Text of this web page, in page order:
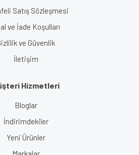
Satış Sözleşmesi
ve İade Koşulları
ve Güvenlik
İletişim
Hizmetleri
Bloglar
İndirimdekiler
Yeni Ürünler